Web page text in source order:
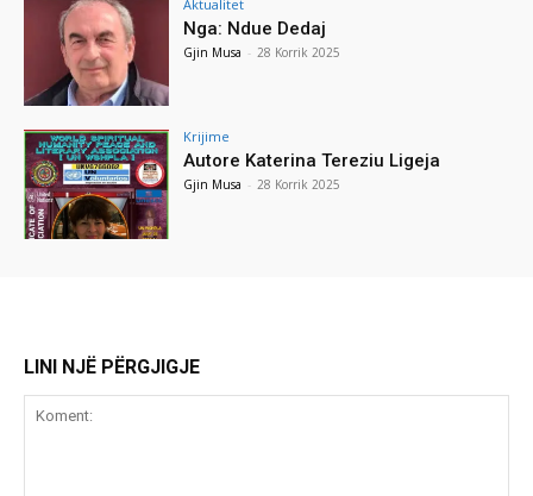
Aktualitet
Nga: Ndue Dedaj
Gjin Musa - 28 Korrik 2025
Krijime
Autore Katerina Tereziu Ligeja
Gjin Musa - 28 Korrik 2025
LINI NJË PËRGJIGJE